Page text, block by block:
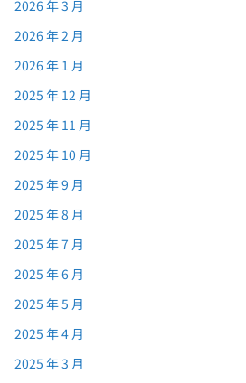
2026 年 3 月
2026 年 2 月
2026 年 1 月
2025 年 12 月
2025 年 11 月
2025 年 10 月
2025 年 9 月
2025 年 8 月
2025 年 7 月
2025 年 6 月
2025 年 5 月
2025 年 4 月
2025 年 3 月